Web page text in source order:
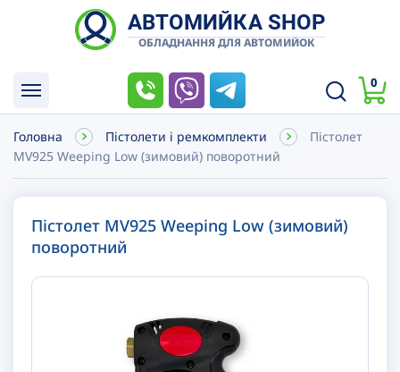
АВТОМИЙКА SHOP
ОБЛАДНАННЯ ДЛЯ АВТОМИЙОК
0
Головна Пістолети і ремкомплекти
Пістолет
MV925 Weeping Low (зимовий) поворотний
Пістолет MV925 Weeping Low (зимовий)
поворотний